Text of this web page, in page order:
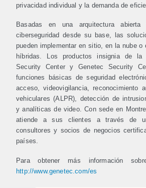
privacidad individual y la demanda de
Basadas en una arquitectura
ciberseguridad desde su base, las
pueden implementar en sitio, en la nube o
híbridas. Los productos insignia de la
Security Center y Genetec Security
funciones básicas de seguridad
acceso, videovigilancia, reconocimiento
vehiculares (ALPR), detección de
y analíticas de video. Con sede en
atiende a sus clientes a través de
consultores y socios de negocios
países.
Para obtener más información
http://www.genetec.com/es